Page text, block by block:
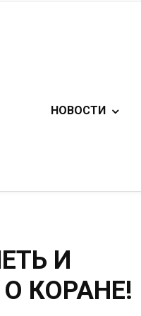
НОВОСТИ
И
КОРАНЕ!